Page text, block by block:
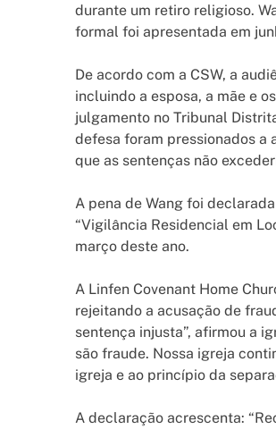
durante um retiro religioso.
formal foi apresentada em
De acordo com a CSW, a
incluindo a esposa, a mãe e
julgamento no Tribunal
defesa foram pressionados a
que as sentenças não
A pena de Wang foi
“Vigilância Residencial em
março deste ano.
A Linfen Covenant Home
rejeitando a acusação de
sentença injusta”, afirmou a
são fraude. Nossa igreja
igreja e ao princípio da
A declaração acrescenta: